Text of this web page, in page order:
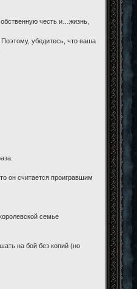
честь и…жизнь,
убедитесь, что ваша
он считается проигравшим
семье
на бой без копий (но